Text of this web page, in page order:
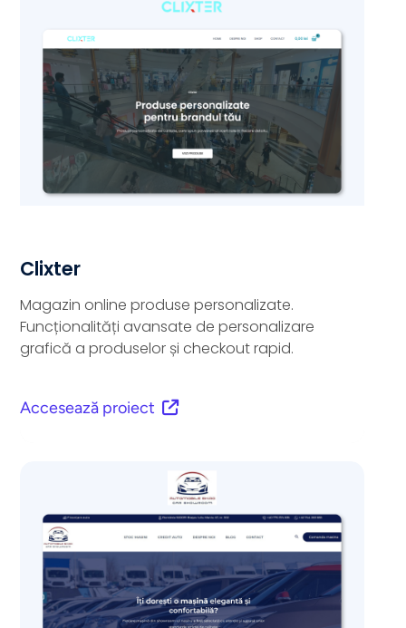
Clixter
Magazin online produse personalizate.
Funcționalități avansate de personalizare
grafică a produselor și checkout rapid.
Accesează proiect